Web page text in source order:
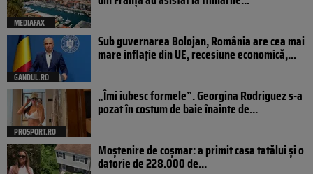
MEDIAFAX
GANDUL.RO
Sub guvernarea Bolojan, România are cea mai
mare inflație din UE, recesiune economică,...
PROSPORT.RO
„Îmi iubesc formele”. Georgina Rodriguez s-a
pozat în costum de baie înainte de...
Moștenire de coșmar: a primit casa tatălui și o
datorie de 228.000 de...